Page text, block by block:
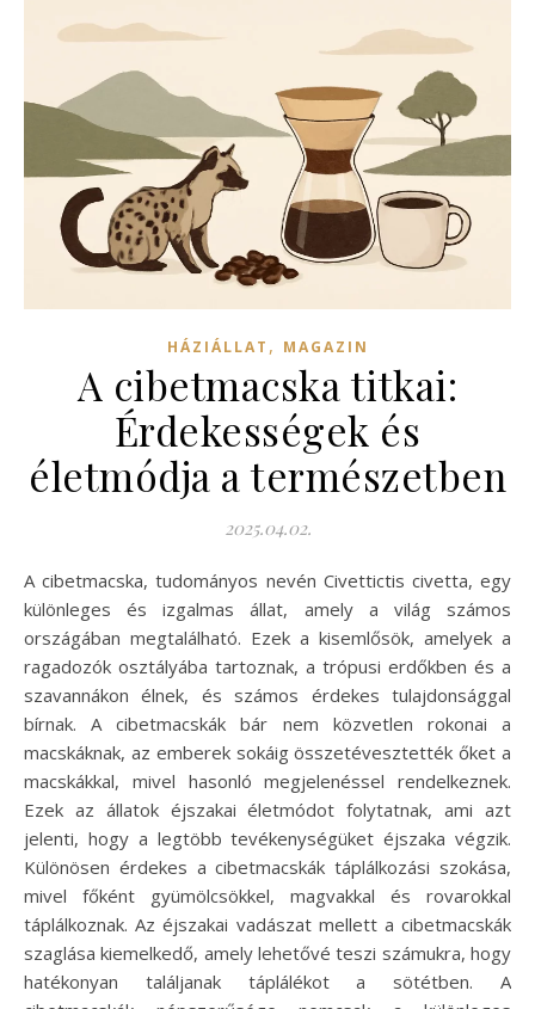
HÁZIÁLLAT , MAGAZIN
A cibetmacska titkai:
Érdekességek és
életmódja a természetben
2025.04.02.
A cibetmacska, tudományos nevén Civettictis civetta, egy
különleges és izgalmas állat, amely a világ számos
országában megtalálható. Ezek a kisemlősök, amelyek a
ragadozók osztályába tartoznak, a trópusi erdőkben és a
szavannákon élnek, és számos érdekes tulajdonsággal
bírnak. A cibetmacskák bár nem közvetlen rokonai a
macskáknak, az emberek sokáig összetévesztették őket a
macskákkal, mivel hasonló megjelenéssel rendelkeznek.
Ezek az állatok éjszakai életmódot folytatnak, ami azt
jelenti, hogy a legtöbb tevékenységüket éjszaka végzik.
Különösen érdekes a cibetmacskák táplálkozási szokása,
mivel főként gyümölcsökkel, magvakkal és rovarokkal
táplálkoznak. Az éjszakai vadászat mellett a cibetmacskák
szaglása kiemelkedő, amely lehetővé teszi számukra, hogy
hatékonyan találjanak táplálékot a sötétben. A